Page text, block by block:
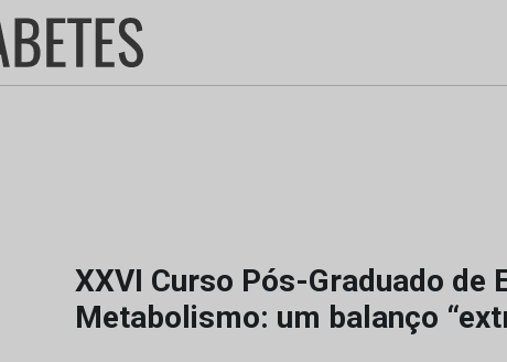
XXVI Curso Pós-Graduado de
Metabolismo: um balanço